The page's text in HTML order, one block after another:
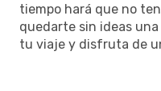
tiempo hará que no
quedarte sin ideas una
tu viaje y disfruta de